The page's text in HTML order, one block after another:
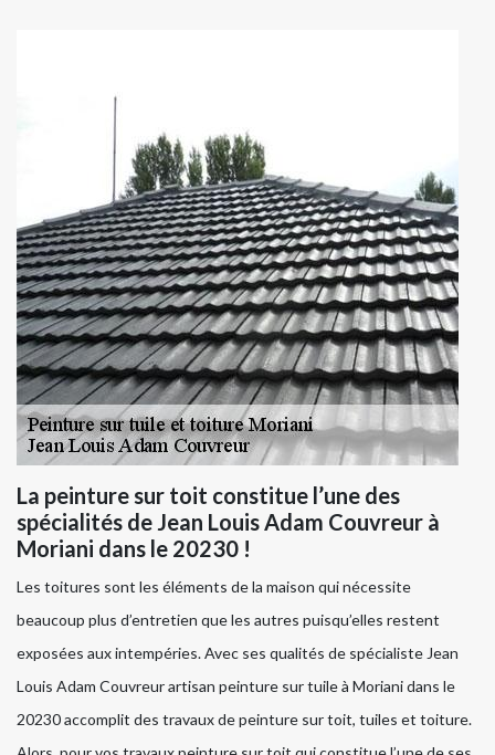
La peinture sur toit constitue l’une des
spécialités de Jean Louis Adam Couvreur à
Moriani dans le 20230 !
Les toitures sont les éléments de la maison qui nécessite
beaucoup plus d’entretien que les autres puisqu’elles restent
exposées aux intempéries. Avec ses qualités de spécialiste Jean
Louis Adam Couvreur artisan peinture sur tuile à Moriani dans le
20230 accomplit des travaux de peinture sur toit, tuiles et toiture.